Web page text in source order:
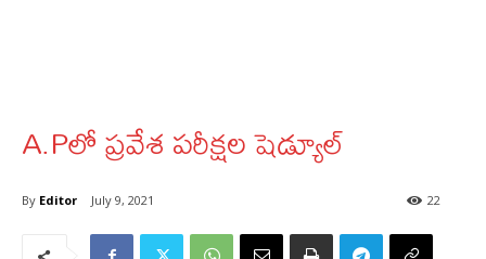
A.Pలో ప్రవేశ పరీక్షల షెడ్యూల్‌
By Editor July 9, 2021 22